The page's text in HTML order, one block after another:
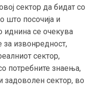
сектор да бидат со
што посочија и
иднина се очекува
за извонредност,
сектор,
потребните знаења,
задоволен сектор, во